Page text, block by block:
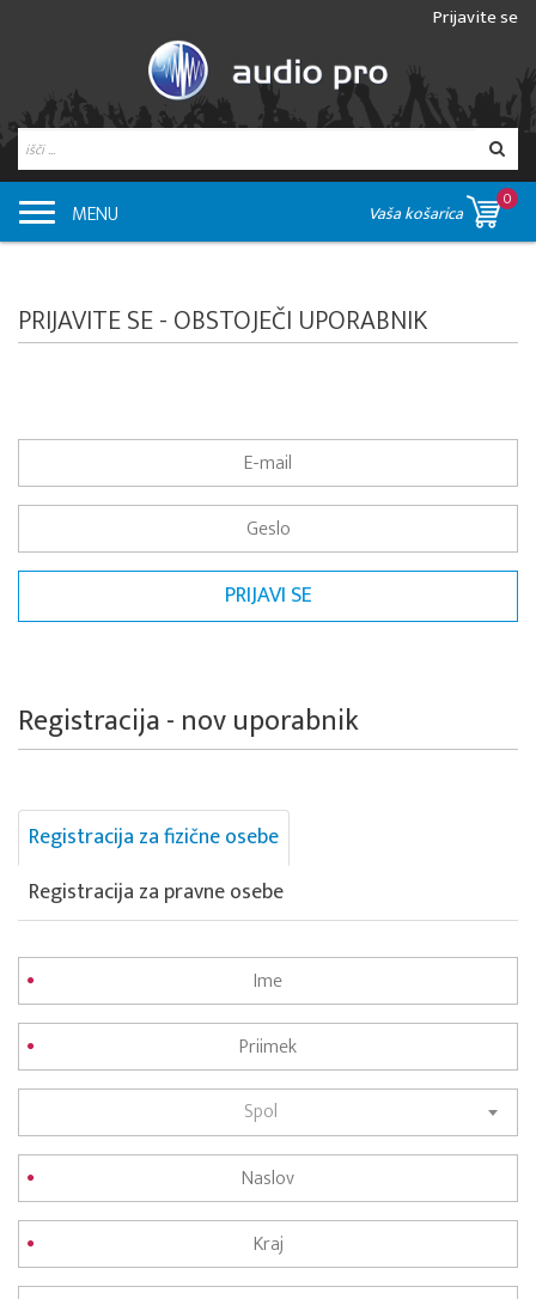
Prijavite se
MENU Vaša košarica
0
PRIJAVITE SE - OBSTOJEČI UPORABNIK
Registracija - nov uporabnik
Registracija za fizične osebe
Registracija za pravne osebe
Spol